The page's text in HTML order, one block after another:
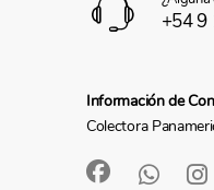
+54
Información de
Colectora